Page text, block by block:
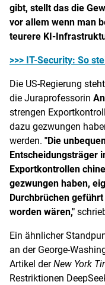
gibt, stellt das die
vor allem wenn man
teurere KI-
>>> IT-Security: So
Die US-Regierung
die Juraprofessorin
strengen
dazu gezwungen
werden. "Die
Entscheidungsträger
Exportkontrollen
gezwungen haben,
Durchbrüchen
worden wären,"
Ein ähnlicher
an der George-
Artikel derNew York
Restriktionen